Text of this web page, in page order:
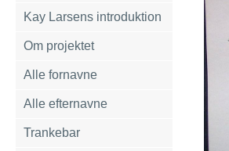
Kay Larsens introduktion
Om projektet
Alle fornavne
Alle efternavne
Trankebar